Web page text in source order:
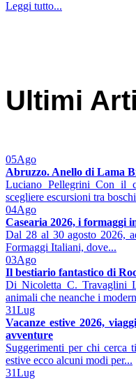
Leggi tutto...
Ultimi
05Ago
Abruzzo. Anello di Lama
Luciano Pellegrini Con il
scegliere escursioni tra
04Ago
Casearia 2026, i formaggi
Dal 28 al 30 agosto 2026,
Formaggi Italiani, dove...
03Ago
Il bestiario fantastico di
Di Nicoletta C. Travaglini
animali che neanche i
31Lug
Vacanze estive 2026,
avventure
Suggerimenti per chi cerca
estive ecco alcuni modi per...
31Lug